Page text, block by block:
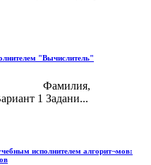
"Вычислитель"
Фамилия,
1 Задани...
исполнителем алгорит¬мов: